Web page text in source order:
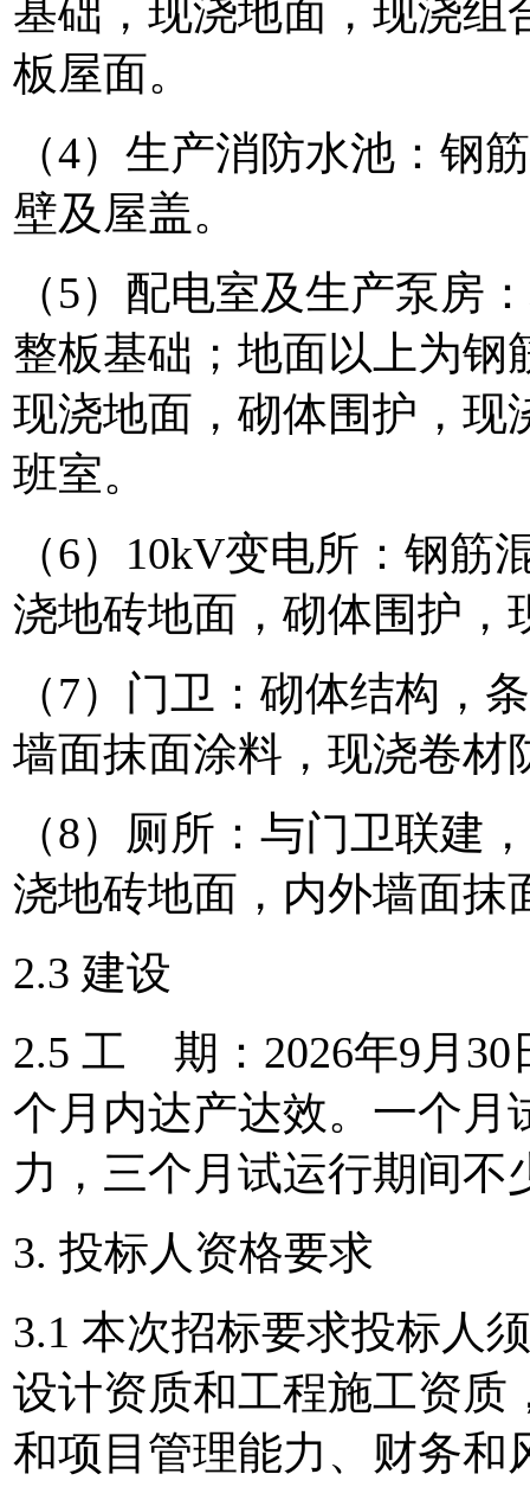
基础，现浇地面，现浇组
板屋面。
（4）生产消防水池：钢
壁及屋盖。
（5）配电室及生产泵房
整板基础；地面以上为钢
现浇地面，砌体围护，现
班室。
（6）10kV变电所：钢
浇地砖地面，砌体围护，
（7）门卫：砌体结构，
墙面抹面涂料，现浇卷材
（8）厕所：与门卫联建
浇地砖地面，内外墙面抹
2.3 建设
2.5 工 期：2026年9月30
个月内达产达效。一个月
力，三个月试运行期间不
3. 投标人资格要求
3.1 本次招标要求投标人
设计资质和工程施工资质
和项目管理能力、财务和